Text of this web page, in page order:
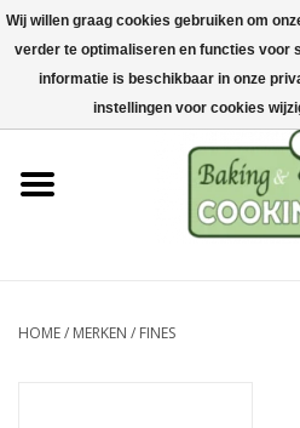
Home
Bak-& kookgerei
Machines & onderdelen
Chocolade & ijsbereiding
HOME/ MERKEN / FINES
Wij willen graag cookies gebruiken om
verder te optimaliseren en functies voor
informatie is beschikbaar in onze
instellingen voor cookies